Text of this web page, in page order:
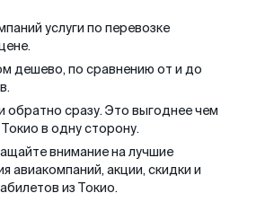
услуги по перевозке
дешево, по сравнению от и до
обратно сразу. Это выгоднее чем
в одну сторону.
внимание на лучшие
авиакомпаний, акции, скидки и
из Токио.